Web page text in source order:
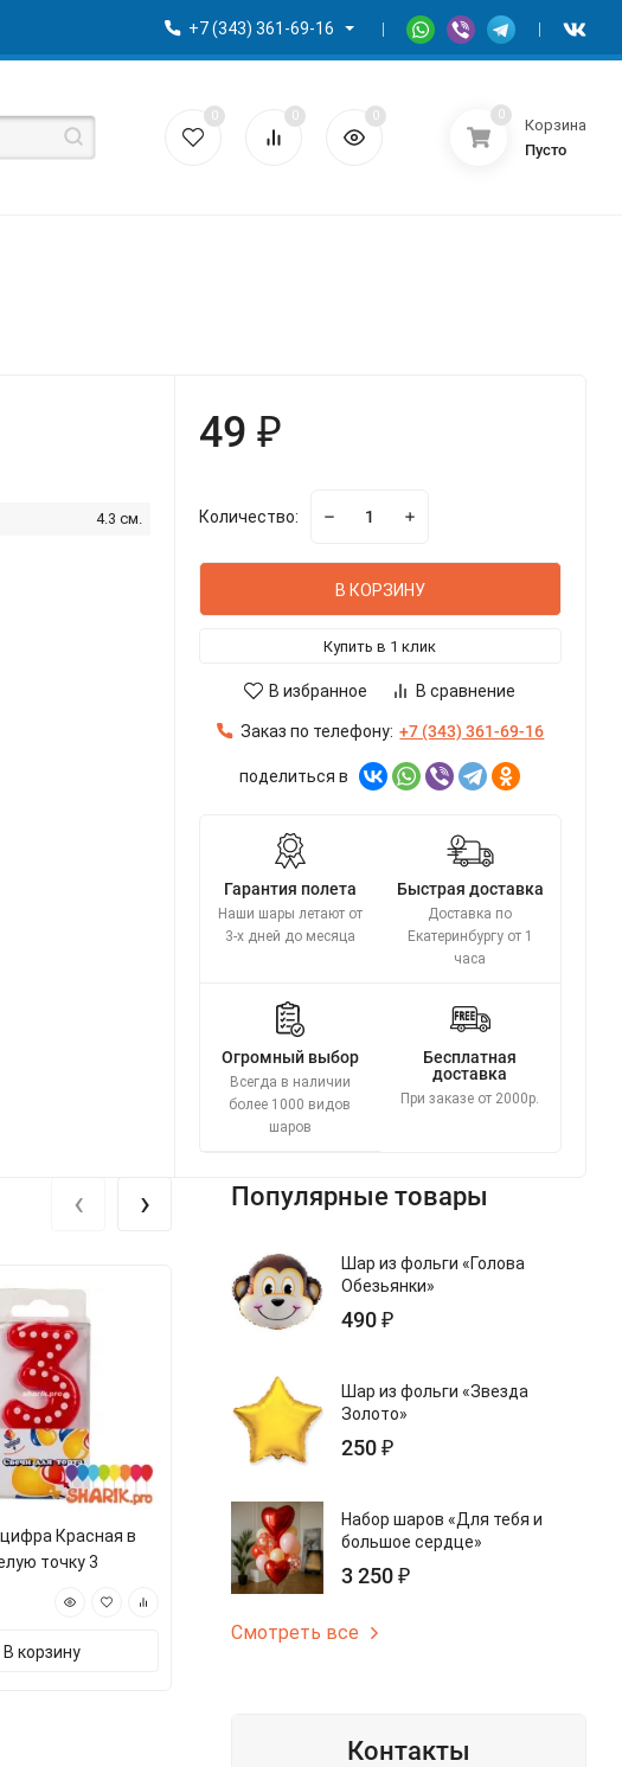
+7 (343) 361-69-16
0 0 0 0
Корзина
Пусто
4.3 см.
49 ₽
Количество:
В КОРЗИНУ
Купить в 1 клик
В избранное В сравнение
Заказ по телефону: +7 (343) 361-69-16
поделиться в
Гарантия полета
Наши шары летают от
3-х дней до месяца
Быстрая доставка
Доставка по
Екатеринбургу от 1
часа
Огромный выбор
Всегда в наличии
более 1000 видов
шаров
Бесплатная
доставка
При заказе от 2000р.
Красная в
точку 3
В корзину
Свеча цифра 0 Золотая
185 ₽
‹ › Популярные товары
Шар из фольги «Голова
Обезьянки»
490 ₽
Шар из фольги «Звезда
Золото»
250 ₽
Набор шаров «Для тебя и
большое сердце»
3 250 ₽
Смотреть все
Контакты